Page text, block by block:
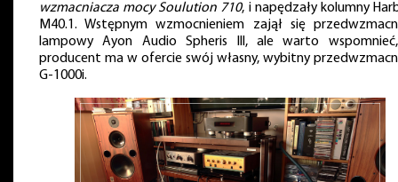
wzmacniacza mocy Soulution 710, i napędzały kolumny
M40.1. Wstępnym wzmocnieniem zajął się
lampowy Ayon Audio Spheris III, ale warto
producent ma w ofercie swój własny, wybitny
G-1000i.